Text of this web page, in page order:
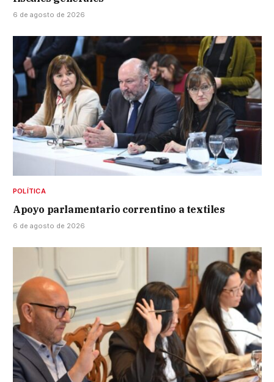
6 de agosto de 2026
POLÍTICA
Apoyo parlamentario correntino a textiles
6 de agosto de 2026